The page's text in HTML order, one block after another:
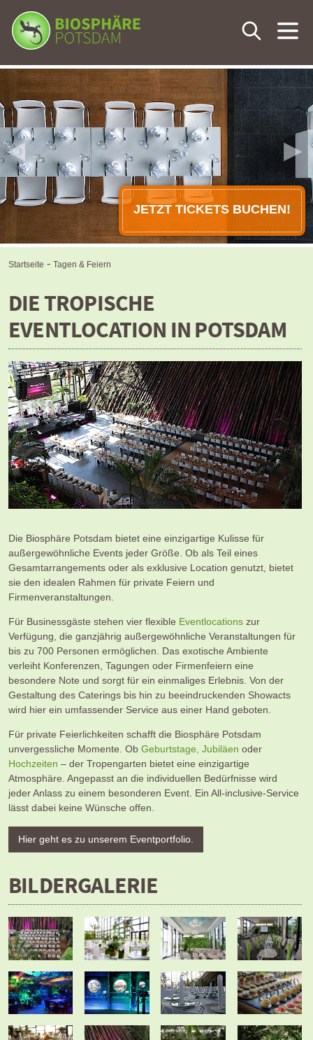
JETZT TICKETS BUCHEN!
◀ ▶
Startseite - Tagen & Feiern
DIE TROPISCHE
EVENTLOCATION IN POTSDAM
Die Biosphäre Potsdam bietet eine einzigartige Kulisse für
außergewöhnliche Events jeder Größe. Ob als Teil eines
Gesamtarrangements oder als exklusive Location genutzt, bietet
sie den idealen Rahmen für private Feiern und
Firmenveranstaltungen.
Für Businessgäste stehen vier flexible Eventlocations zur
Verfügung, die ganzjährig außergewöhnliche Veranstaltungen für
bis zu 700 Personen ermöglichen. Das exotische Ambiente
verleiht Konferenzen, Tagungen oder Firmenfeiern eine
besondere Note und sorgt für ein einmaliges Erlebnis. Von der
Gestaltung des Caterings bis hin zu beeindruckenden Showacts
wird hier ein umfassender Service aus einer Hand geboten.
Für private Feierlichkeiten schafft die Biosphäre Potsdam
unvergessliche Momente. Ob Geburtstage, Jubiläen oder
Hochzeiten – der Tropengarten bietet eine einzigartige
Atmosphäre. Angepasst an die individuellen Bedürfnisse wird
jeder Anlass zu einem besonderen Event. Ein All-inclusive-Service
lässt dabei keine Wünsche offen.
Hier geht es zu unserem Eventportfolio.
BILDERGALERIE
Dein Besuch
Die Tropenwelt
Veranstaltungen
Tagen & Feiern
Lernen & Wissen